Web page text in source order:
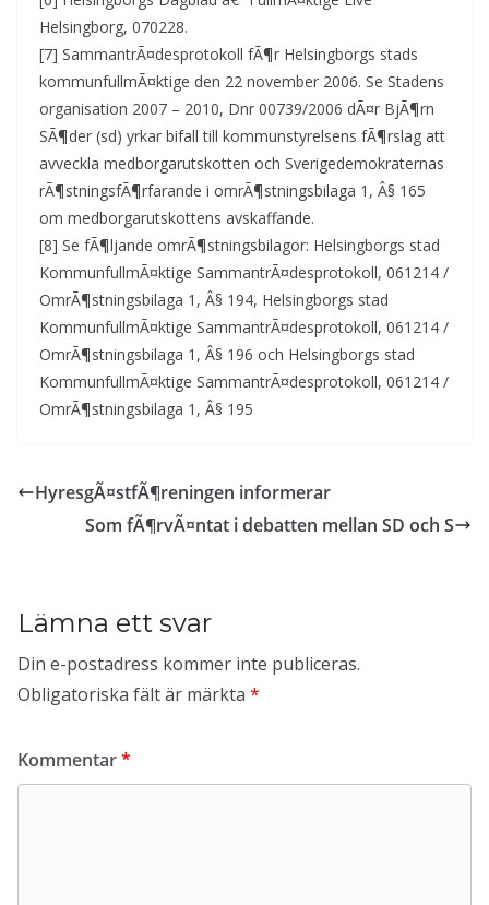
Helsingborg, 070228.
[7] SammantrÃ¤desprotokoll fÃ¶r Helsingborgs stads
kommunfullmÃ¤ktige den 22 november 2006. Se Stadens
organisation 2007 – 2010, Dnr 00739/2006 dÃ¤r BjÃ¶rn
SÃ¶der (sd) yrkar bifall till kommunstyrelsens fÃ¶rslag att
avveckla medborgarutskotten och Sverigedemokraternas
rÃ¶stningsfÃ¶rfarande i omrÃ¶stningsbilaga 1, Â§ 165
om medborgarutskottens avskaffande.
[8] Se fÃ¶ljande omrÃ¶stningsbilagor: Helsingborgs stad
KommunfullmÃ¤ktige SammantrÃ¤desprotokoll, 061214 /
OmrÃ¶stningsbilaga 1, Â§ 194, Helsingborgs stad
KommunfullmÃ¤ktige SammantrÃ¤desprotokoll, 061214 /
OmrÃ¶stningsbilaga 1, Â§ 196 och Helsingborgs stad
KommunfullmÃ¤ktige SammantrÃ¤desprotokoll, 061214 /
OmrÃ¶stningsbilaga 1, Â§ 195
HyresgÃ¤stfÃ¶reningen informerar
Som fÃ¶rvÃ¤ntat i debatten mellan SD och S
Lämna ett svar
Din e-postadress kommer inte publiceras.
Obligatoriska fält är märkta *
Kommentar*